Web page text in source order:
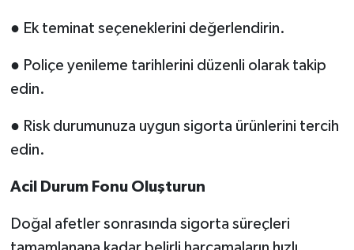
● Ek teminat seçeneklerini değerlendirin.
● Poliçe yenileme tarihlerini düzenli olarak takip
edin.
● Risk durumunuza uygun sigorta ürünlerini tercih
edin.
Acil Durum Fonu Oluşturun
Doğal afetler sonrasında sigorta süreçleri